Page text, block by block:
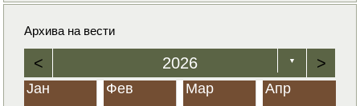
Архива на вести
< 2026 ▼ >
Јан Фев Мар Апр